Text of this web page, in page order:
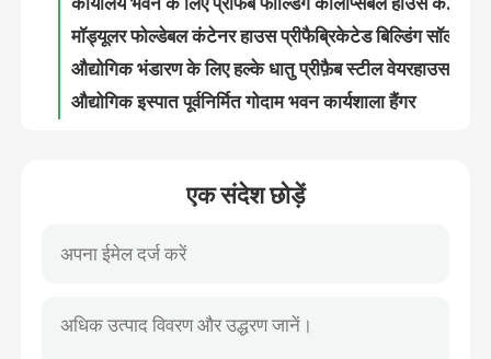
संपर्क करें
औद्योगिक इस्पात पूर्वनिर्मित गोदाम भवन कार्यशाला हैंगर
निर्माण प्रीफ़ैब स्टील वेयरहाउस मेटल स्टोरेज सिस्टम ओईएम
एक संदेश छोड़ें